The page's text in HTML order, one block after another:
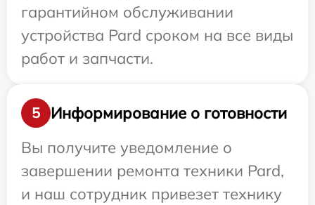
гарантийном обслуживании
устройства Pard сроком на все виды
работ и запчасти.
5
Информирование о готовности
Вы получите уведомление о
завершении ремонта техники Pard,
и наш сотрудник привезет технику